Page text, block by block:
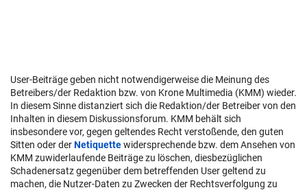
User-Beiträge geben nicht notwendigerweise die Meinung des
Betreibers/der Redaktion bzw. von Krone Multimedia (KMM) wieder.
In diesem Sinne distanziert sich die Redaktion/der Betreiber von den
Inhalten in diesem Diskussionsforum. KMM behält sich
insbesondere vor, gegen geltendes Recht verstoßende, den guten
Sitten oder derNetiquettewidersprechende bzw. dem Ansehen von
KMM zuwiderlaufende Beiträge zu löschen, diesbezüglichen
Schadenersatz gegenüber dem betreffenden User geltend zu
machen, die Nutzer-Daten zu Zwecken der Rechtsverfolgung zu